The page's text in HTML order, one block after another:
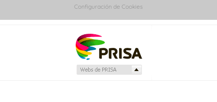
Configuración de Cookies